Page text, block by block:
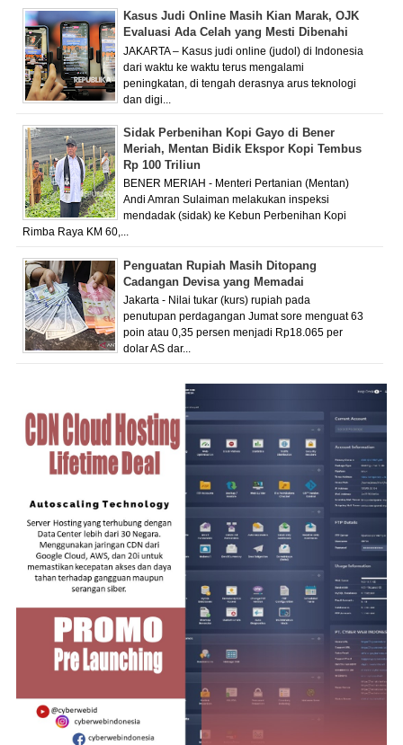
Kasus Judi Online Masih Kian Marak, OJK
Evaluasi Ada Celah yang Mesti Dibenahi
JAKARTA – Kasus judi online (judol) di Indonesia
dari waktu ke waktu terus mengalami
peningkatan, di tengah derasnya arus teknologi
dan digi...
Sidak Perbenihan Kopi Gayo di Bener
Meriah, Mentan Bidik Ekspor Kopi Tembus
Rp 100 Triliun
BENER MERIAH - Menteri Pertanian (Mentan)
Andi Amran Sulaiman melakukan inspeksi
mendadak (sidak) ke Kebun Perbenihan Kopi
Rimba Raya KM 60,...
Penguatan Rupiah Masih Ditopang
Cadangan Devisa yang Memadai
Jakarta - Nilai tukar (kurs) rupiah pada
penutupan perdagangan Jumat sore menguat 63
poin atau 0,35 persen menjadi Rp18.065 per
dolar AS dar...